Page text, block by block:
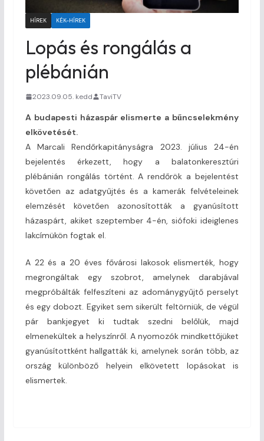
HÍREK KÉK-HÍREK
Lopás és rongálás a
plébánián
2023.09.05. kedd TaviTV
A budapesti házaspár elismerte a bűncselekmény
elkövetését.
A Marcali Rendőrkapitányságra 2023. július 24-én
bejelentés érkezett, hogy a balatonkeresztúri
plébánián rongálás történt. A rendőrök a bejelentést
követően az adatgyűjtés és a kamerák felvételeinek
elemzését követően azonosították a gyanúsított
házaspárt, akiket szeptember 4-én, siófoki ideiglenes
lakcímükön fogtak el.
A 22 és a 20 éves fővárosi lakosok elismerték, hogy
megrongáltak egy szobrot, amelynek darabjával
megpróbálták felfeszíteni az adománygyűjtő perselyt
és egy dobozt. Egyiket sem sikerült feltörniük, de végül
pár bankjegyet ki tudtak szedni belőlük, majd
elmenekültek a helyszínről. A nyomozók mindkettőjüket
gyanúsítottként hallgatták ki, amelynek során több, az
ország különböző helyein elkövetett lopásokat is
elismertek.